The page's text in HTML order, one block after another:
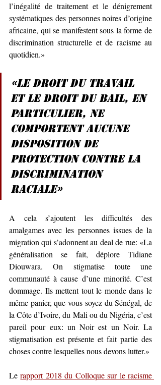
l’inégalité de traitement et le dénigrement
systématiques des personnes noires d’origine
africaine, qui se manifestent sous la forme de
discrimination structurelle et de racisme au
quotidien.»
«Le droit du travail
et le droit du bail, en
particulier, ne
comportent aucune
disposition de
protection contre la
discrimination
raciale»
A cela s’ajoutent les difficultés des
amalgames avec les personnes issues de la
migration qui s’adonnent au deal de rue: «La
généralisation se fait, déplore Tidiane
Diouwara. On stigmatise toute une
communauté à cause d’une minorité. C’est
dommage. Ils mettent tout le monde dans le
même panier, que vous soyez du Sénégal, de
la Côte d’Ivoire, du Mali ou du Nigéria, c’est
pareil pour eux: un Noir est un Noir. La
stigmatisation est présente et fait partie des
choses contre lesquelles nous devons lutter.»
Le rapport 2018 du Colloque sur le racisme